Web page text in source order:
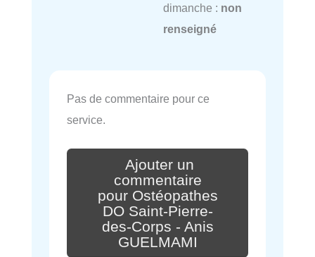
dimanche : non
renseigné
Pas de commentaire pour ce
service.
Ajouter un
commentaire
pour Ostéopathes
DO Saint-Pierre-
des-Corps - Anis
GUELMAMI